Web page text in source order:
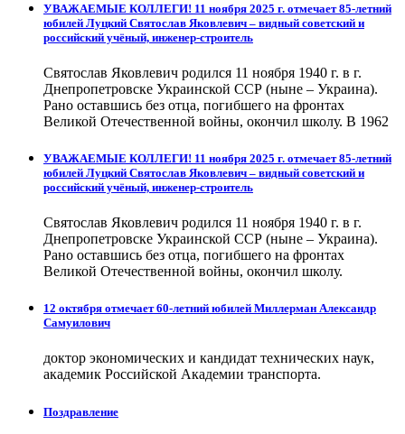
УВАЖАЕМЫЕ КОЛЛЕГИ! 11 ноября 2025 г. отмечает 85-летний
юбилей Луцкий Святослав Яковлевич – видный советский и
российский учёный, инженер-строитель
Святослав Яковлевич родился 11 ноября 1940 г. в г.
Днепропетровске Украинской ССР (ныне – Украина).
Рано оставшись без отца, погибшего на фронтах
Великой Отечественной войны, окончил школу. В 1962
УВАЖАЕМЫЕ КОЛЛЕГИ! 11 ноября 2025 г. отмечает 85-летний
юбилей Луцкий Святослав Яковлевич – видный советский и
российский учёный, инженер-строитель
Святослав Яковлевич родился 11 ноября 1940 г. в г.
Днепропетровске Украинской ССР (ныне – Украина).
Рано оставшись без отца, погибшего на фронтах
Великой Отечественной войны, окончил школу.
12 октября отмечает 60-летний юбилей Миллерман Александр
Самуилович
доктор экономических и кандидат технических наук,
академик Российской Академии транспорта.
Поздравление